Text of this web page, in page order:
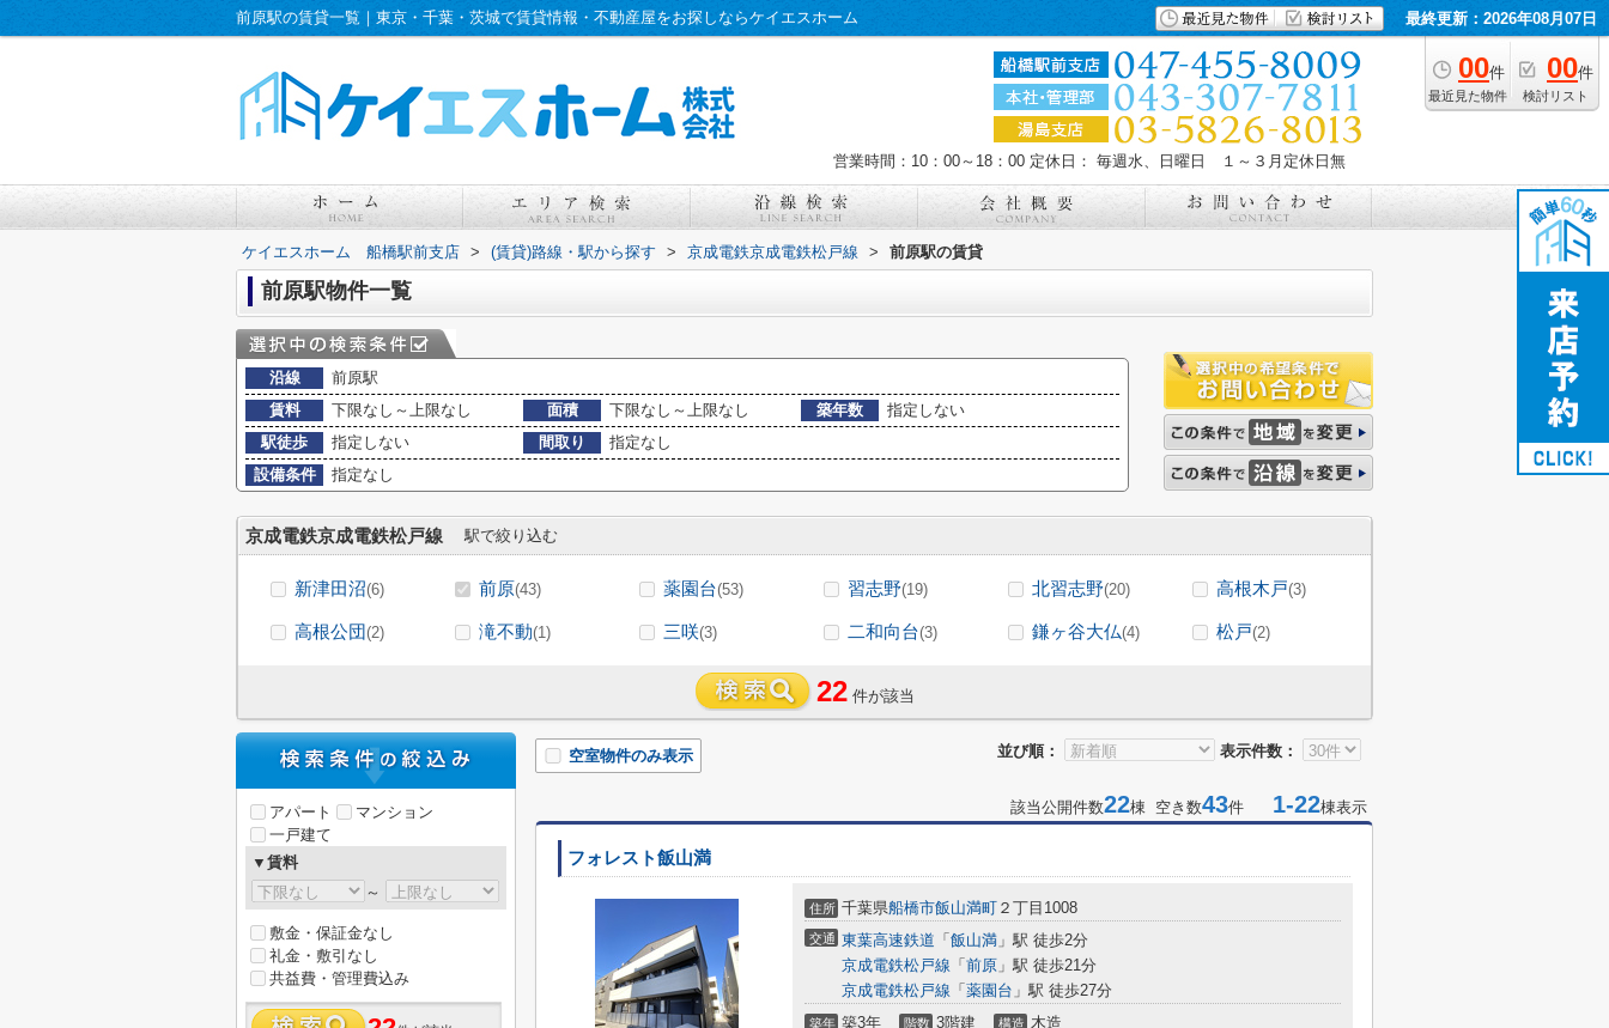
前原駅の賃貸一覧｜東京・千葉・茨城で賃貸情報・不動産屋をお探しならケイエスホーム 最終更新：2026年08月07日
00件
最近見た物件
00件
検討リスト
営業時間：10：00～18：00 定休日： 毎週水、日曜日 １～３月定休日無
ケイエスホーム 船橋駅前支店 > (賃貸)路線・駅から探す > 京成電鉄京成電鉄松戸線 > 前原駅の賃貸
前原駅物件一覧
沿線
前原駅
賃料
下限なし～上限なし 面積 下限なし～上限なし 築年数
指定しない
駅徒歩
指定しない 間取り
指定なし
設備条件
指定なし
京成電鉄京成電鉄松戸線 駅で絞り込む
新津田沼(6) 前原(43) 薬園台(53) 習志野(19) 北習志野(20) 高根木戸(3)
高根公団(2) 滝不動(1) 三咲(3) 二和向台(3) 鎌ヶ谷大仏(4) 松戸(2)
22 件が該当
並び順： 表示件数：
空室物件のみ表示
該当公開件数22棟 空き数43件 1-22棟表示
フォレスト飯山満
住所 千葉県船橋市飯山満町 ２丁目1008
交通 東葉高速鉄道 「 飯山満 」駅 徒歩2分
京成電鉄松戸線 「 前原 」駅 徒歩21分
京成電鉄松戸線 「 薬園台 」駅 徒歩27分
築年 築3年 階数 3階建 構造 木造
アパート
マンション
一戸建て
▼賃料
～
敷金・保証金なし
礼金・敷引なし
共益費・管理費込み